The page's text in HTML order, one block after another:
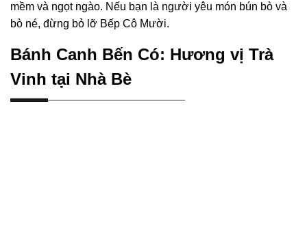
mềm và ngọt ngào. Nếu bạn là người yêu món bún bò và
bò né, đừng bỏ lỡ Bếp Cô Mười.
Bánh Canh Bến Có: Hương vị Trà
Vinh tại Nhà Bè